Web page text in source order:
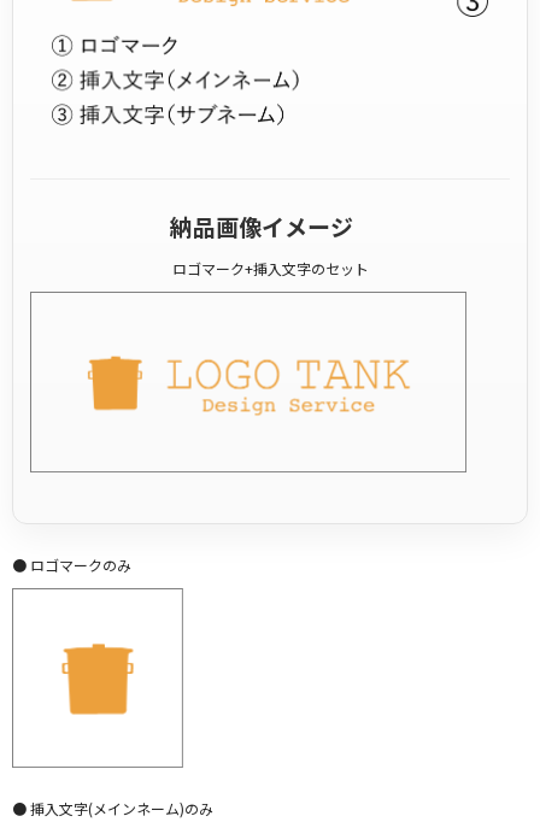
納品画像イメージ
ロゴマーク+挿入文字のセット
● ロゴマークのみ
● 挿入文字(メインネーム)のみ